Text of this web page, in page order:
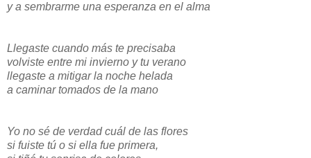
y a sembrarme una esperanza en el alma
Llegaste cuando más te precisaba
volviste entre mi invierno y tu verano
llegaste a mitigar la noche helada
a caminar tomados de la mano
Yo no sé de verdad cuál de las flores
si fuiste tú o si ella fue primera,